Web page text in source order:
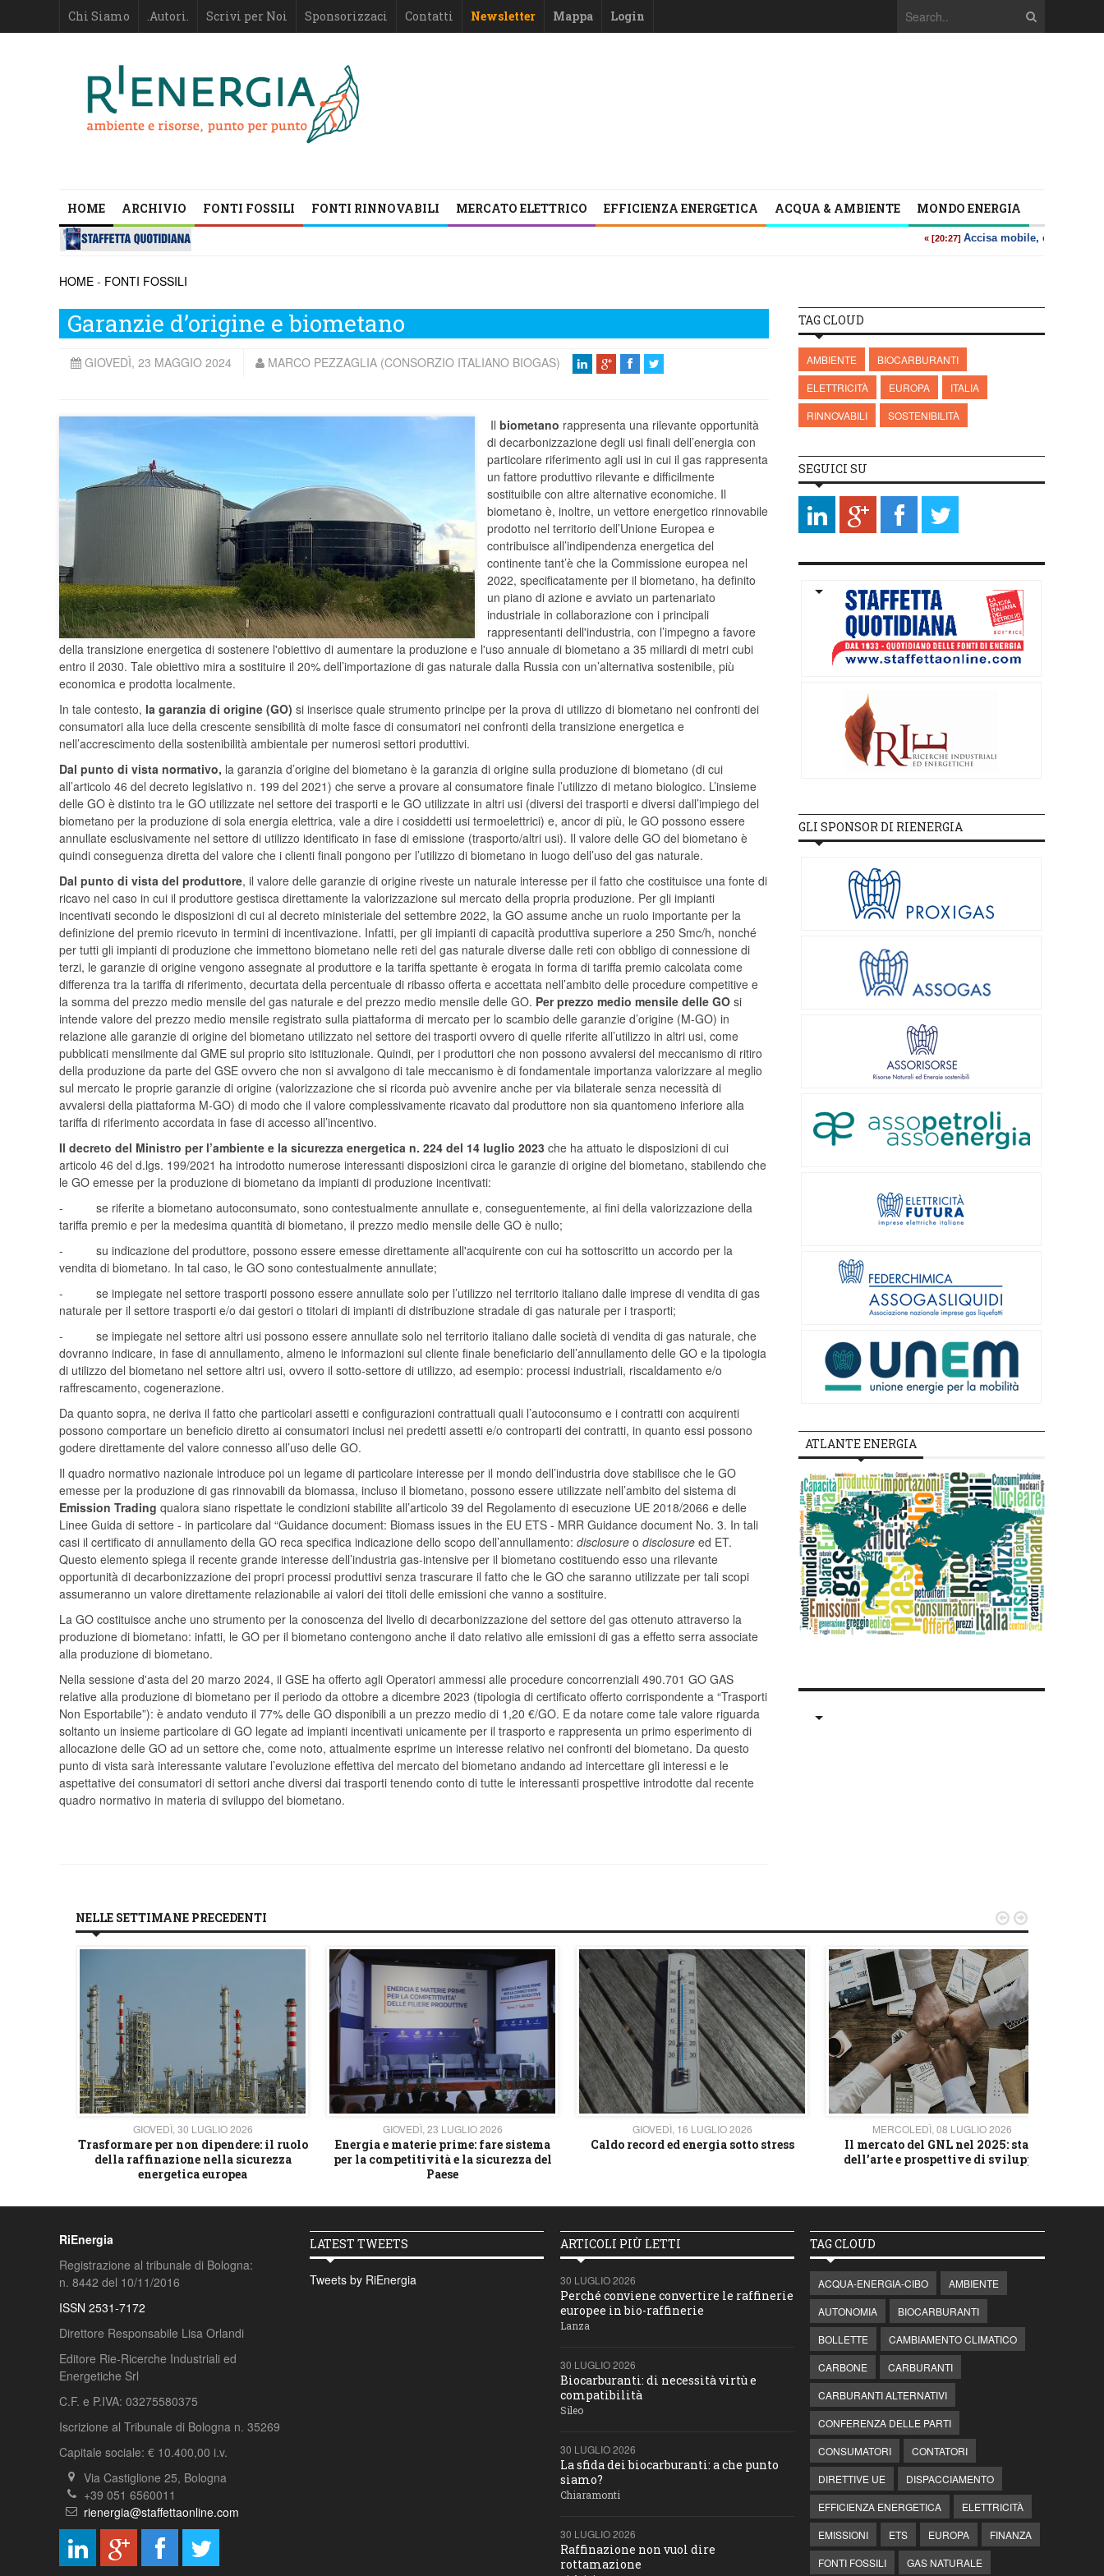
Chi Siamo .Autori. Scrivi per Noi Sponsorizzaci Contatti Newsletter Mappa Login
HOME ARCHIVIO FONTI FOSSILI FONTI RINNOVABILI MERCATO ELETTRICO EFFICIENZA ENERGETICA ACQUA & AMBIENTE MONDO ENERGIA
HOME - FONTI FOSSILI
Garanzie d’origine e biometano
GIOVEDÌ, 23 MAGGIO 2024 MARCO PEZZAGLIA (CONSORZIO ITALIANO BIOGAS)
Ilbiometano rappresenta una rilevante opportunità
di decarbonizzazione degli usi finali dell’energia con
particolare riferimento agli usi in cui il gas rappresenta
un fattore produttivo rilevante e difficilmente
sostituibile con altre alternative economiche. Il
biometano è, inoltre, un vettore energetico rinnovabile
prodotto nel territorio dell’Unione Europea e
contribuisce all’indipendenza energetica del
continente tant’è che la Commissione europea nel
2022, specificatamente per il biometano, ha definito
un piano di azione e avviato un partenariato
industriale in collaborazione con i principali
rappresentanti dell'industria, con l’impegno a favore
della transizione energetica di sostenere l'obiettivo di aumentare la produzione e l'uso annuale di biometano a 35 miliardi di metri cubi
entro il 2030. Tale obiettivo mira a sostituire il 20% dell’importazione di gas naturale dalla Russia con un’alternativa sostenibile, più
economica e prodotta localmente.
In tale contesto, la garanzia di origine (GO) si inserisce quale strumento principe per la prova di utilizzo di biometano nei confronti dei
consumatori alla luce della crescente sensibilità di molte fasce di consumatori nei confronti della transizione energetica e
nell’accrescimento della sostenibilità ambientale per numerosi settori produttivi.
Dal punto di vista normativo, la garanzia d’origine del biometano è la garanzia di origine sulla produzione di biometano (di cui
all’articolo 46 del decreto legislativo n. 199 del 2021) che serve a provare al consumatore finale l’utilizzo di metano biologico. L’insieme
delle GO è distinto tra le GO utilizzate nel settore dei trasporti e le GO utilizzate in altri usi (diversi dei trasporti e diversi dall’impiego del
biometano per la produzione di sola energia elettrica, vale a dire i cosiddetti usi termoelettrici) e, ancor di più, le GO possono essere
annullate esclusivamente nel settore di utilizzo identificato in fase di emissione (trasporto/altri usi). Il valore delle GO del biometano è
quindi conseguenza diretta del valore che i clienti finali pongono per l’utilizzo di biometano in luogo dell’uso del gas naturale.
Dal punto di vista del produttore, il valore delle garanzie di origine riveste un naturale interesse per il fatto che costituisce una fonte di
ricavo nel caso in cui il produttore gestisca direttamente la valorizzazione sul mercato della propria produzione. Per gli impianti
incentivati secondo le disposizioni di cui al decreto ministeriale del settembre 2022, la GO assume anche un ruolo importante per la
definizione del premio ricevuto in termini di incentivazione. Infatti, per gli impianti di capacità produttiva superiore a 250 Smc/h, nonché
per tutti gli impianti di produzione che immettono biometano nelle reti del gas naturale diverse dalle reti con obbligo di connessione di
terzi, le garanzie di origine vengono assegnate al produttore e la tariffa spettante è erogata in forma di tariffa premio calcolata come
differenza tra la tariffa di riferimento, decurtata della percentuale di ribasso offerta e accettata nell’ambito delle procedure competitive e
la somma del prezzo medio mensile del gas naturale e del prezzo medio mensile delle GO. Per prezzo medio mensile delle GO si
intende valore del prezzo medio mensile registrato sulla piattaforma di mercato per lo scambio delle garanzie d’origine (M-GO) in
relazione alle garanzie di origine del biometano utilizzato nel settore dei trasporti ovvero di quelle riferite all’utilizzo in altri usi, come
pubblicati mensilmente dal GME sul proprio sito istituzionale. Quindi, per i produttori che non possono avvalersi del meccanismo di ritiro
della produzione da parte del GSE ovvero che non si avvalgono di tale meccanismo è di fondamentale importanza valorizzare al meglio
sul mercato le proprie garanzie di origine (valorizzazione che si ricorda può avvenire anche per via bilaterale senza necessità di
avvalersi della piattaforma M-GO) di modo che il valore complessivamente ricavato dal produttore non sia quantomeno inferiore alla
tariffa di riferimento accordata in fase di accesso all’incentivo.
Il decreto del Ministro per l’ambiente e la sicurezza energetica n. 224 del 14 luglio 2023 che ha attuato le disposizioni di cui
articolo 46 del d.lgs. 199/2021 ha introdotto numerose interessanti disposizioni circa le garanzie di origine del biometano, stabilendo che
le GO emesse per la produzione di biometano da impianti di produzione incentivati:
- se riferite a biometano autoconsumato, sono contestualmente annullate e, conseguentemente, ai fini della valorizzazione della
tariffa premio e per la medesima quantità di biometano, il prezzo medio mensile delle GO è nullo;
- su indicazione del produttore, possono essere emesse direttamente all'acquirente con cui ha sottoscritto un accordo per la
vendita di biometano. In tal caso, le GO sono contestualmente annullate;
- se impiegate nel settore trasporti possono essere annullate solo per l’utilizzo nel territorio italiano dalle imprese di vendita di gas
naturale per il settore trasporti e/o dai gestori o titolari di impianti di distribuzione stradale di gas naturale per i trasporti;
- se impiegate nel settore altri usi possono essere annullate solo nel territorio italiano dalle società di vendita di gas naturale, che
dovranno indicare, in fase di annullamento, almeno le informazioni sul cliente finale beneficiario dell’annullamento delle GO e la tipologia
di utilizzo del biometano nel settore altri usi, ovvero il sotto-settore di utilizzo, ad esempio: processi industriali, riscaldamento e/o
raffrescamento, cogenerazione.
Da quanto sopra, ne deriva il fatto che particolari assetti e configurazioni contrattuali quali l’autoconsumo e i contratti con acquirenti
possono comportare un beneficio diretto ai consumatori inclusi nei predetti assetti e/o controparti dei contratti, in quanto essi possono
godere direttamente del valore connesso all’uso delle GO.
Il quadro normativo nazionale introduce poi un legame di particolare interesse per il mondo dell’industria dove stabilisce che le GO
emesse per la produzione di gas rinnovabili da biomassa, incluso il biometano, possono essere utilizzate nell’ambito del sistema di
Emission Trading qualora siano rispettate le condizioni stabilite all’articolo 39 del Regolamento di esecuzione UE 2018/2066 e delle
Linee Guida di settore - in particolare dal “Guidance document: Biomass issues in the EU ETS - MRR Guidance document No. 3. In tali
casi il certificato di annullamento della GO reca specifica indicazione dello scopo dell’annullamento: disclosure o disclosure ed ET.
Questo elemento spiega il recente grande interesse dell’industria gas-intensive per il biometano costituendo esso una rilevante
opportunità di decarbonizzazione dei propri processi produttivi senza trascurare il fatto che le GO che saranno utilizzate per tali scopi
assumeranno un valore direttamente relazionabile ai valori dei titoli delle emissioni che vanno a sostituire.
La GO costituisce anche uno strumento per la conoscenza del livello di decarbonizzazione del settore del gas ottenuto attraverso la
produzione di biometano: infatti, le GO per il biometano contengono anche il dato relativo alle emissioni di gas a effetto serra associate
alla produzione di biometano.
Nella sessione d'asta del 20 marzo 2024, il GSE ha offerto agli Operatori ammessi alle procedure concorrenziali 490.701 GO GAS
relative alla produzione di biometano per il periodo da ottobre a dicembre 2023 (tipologia di certificato offerto corrispondente a “Trasporti
Non Esportabile”): è andato venduto il 77% delle GO disponibili a un prezzo medio di 1,20 €/GO. E da notare come tale valore riguarda
soltanto un insieme particolare di GO legate ad impianti incentivati unicamente per il trasporto e rappresenta un primo esperimento di
allocazione delle GO ad un settore che, come noto, attualmente esprime un interesse relativo nei confronti del biometano. Da questo
punto di vista sarà interessante valutare l’evoluzione effettiva del mercato del biometano andando ad intercettare gli interessi e le
aspettative dei consumatori di settori anche diversi dai trasporti tenendo conto di tutte le interessanti prospettive introdotte dal recente
quadro normativo in materia di sviluppo del biometano.
TAG CLOUD
AMBIENTE
BIOCARBURANTI
ELETTRICITÀ
EUROPA
ITALIA
RINNOVABILI
SOSTENIBILITÀ
SEGUICI SU
GLI SPONSOR DI RIENERGIA
ATLANTE ENERGIA
NELLE SETTIMANE PRECEDENTI
GIOVEDÌ, 30 LUGLIO 2026
Trasformare per non dipendere: il ruolo
della raffinazione nella sicurezza
energetica europea
GIOVEDÌ, 23 LUGLIO 2026
Energia e materie prime: fare sistema
per la competitività e la sicurezza del
Paese
GIOVEDÌ, 16 LUGLIO 2026
Caldo record ed energia sotto stress
MERCOLEDÌ, 08 LUGLIO 2026
Il mercato del GNL nel 2025: stato
dell’arte e prospettive di sviluppo
 
RiEnergia
Registrazione al tribunale di Bologna:
n. 8442 del 10/11/2016
ISSN 2531-7172
Direttore Responsabile Lisa Orlandi
Editore Rie-Ricerche Industriali ed
Energetiche Srl
C.F. e P.IVA: 03275580375
Iscrizione al Tribunale di Bologna n. 35269
Capitale sociale: € 10.400,00 i.v.
Via Castiglione 25, Bologna
+39 051 6560011
rienergia@staffettaonline.com
LATEST TWEETS
Tweets by RiEnergia
ARTICOLI PIÙ LETTI
30 LUGLIO 2026
Perché conviene convertire le raffinerie
europee in bio-raffinerie
Lanza
30 LUGLIO 2026
Biocarburanti: di necessità virtù e
compatibilità
Sileo
30 LUGLIO 2026
La sfida dei biocarburanti: a che punto
siamo?
Chiaramonti
30 LUGLIO 2026
Raffinazione non vuol dire
rottamazione
TAG CLOUD
ACQUA-ENERGIA-CIBO
AMBIENTE
AUTONOMIA
BIOCARBURANTI
BOLLETTE
CAMBIAMENTO CLIMATICO
CARBONE
CARBURANTI
CARBURANTI ALTERNATIVI
CONFERENZA DELLE PARTI
CONSUMATORI
CONTATORI
DIRETTIVE UE
DISPACCIAMENTO
EFFICIENZA ENERGETICA
ELETTRICITÀ
EMISSIONI
ETS EUROPA
FINANZA
FONTI FOSSILI
GAS NATURALE